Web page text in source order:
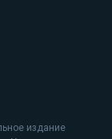
издание